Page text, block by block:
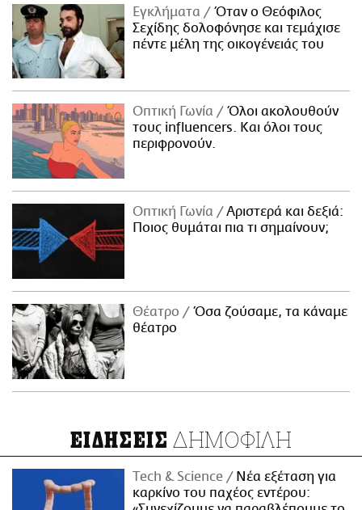
Εγκλήματα
Όταν ο Θεόφιλος
Σεχίδης δολοφόνησε και τεμάχισε
πέντε μέλη της οικογένειάς του
Οπτική Γωνία
Όλοι ακολουθούν
τους influencers. Και όλοι τους
περιφρονούν.
Οπτική Γωνία
Αριστερά και δεξιά:
Ποιος θυμάται πια τι σημαίνουν;
Θέατρο
Όσα ζούσαμε, τα κάναμε
θέατρο
ΕΙΔΗΣΕΙΣ ΔΗΜΟΦΙΛΗ
Τech & Science
Νέα εξέταση για
καρκίνο του παχέος εντέρου: